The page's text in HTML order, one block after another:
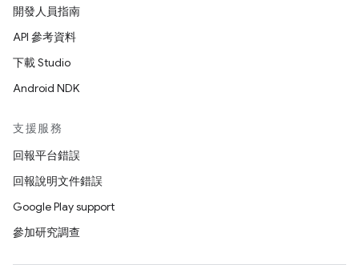
開發人員指南
API 參考資料
下載 Studio
Android NDK
支援服務
回報平台錯誤
回報說明文件錯誤
Google Play support
參加研究調查